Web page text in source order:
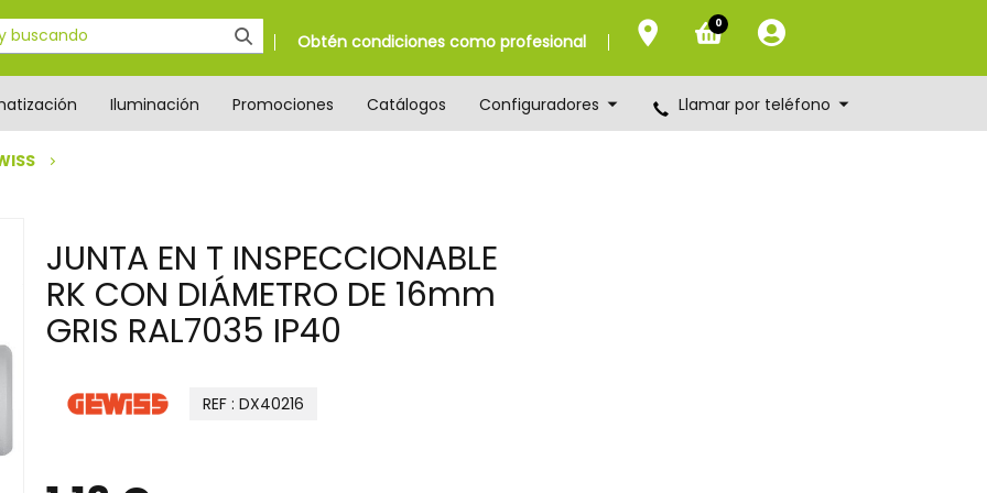
Obtén condiciones como profesional
0
Iluminación Promociones Catálogos Configuradores Llamar por teléfono
JUNTA EN T INSPECCIONABLE
RK CON DIÁMETRO DE 16mm
GRIS RAL7035 IP40
REF : DX40216